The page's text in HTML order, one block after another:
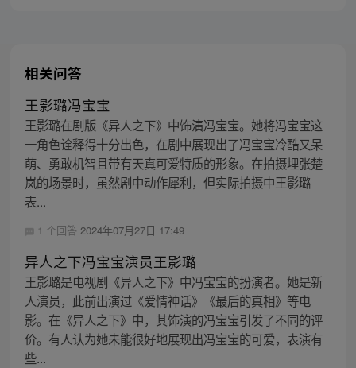
相关问答
王影璐冯宝宝
王影璐在剧版《异人之下》中饰演冯宝宝。她将冯宝宝这
一角色诠释得十分出色，在剧中展现出了冯宝宝冷酷又呆
萌、勇敢机智且带有天真可爱特质的形象。在拍摄埋张楚
岚的场景时，虽然剧中动作犀利，但实际拍摄中王影璐
表...
1 个回答 2024年07月27日 17:49
异人之下冯宝宝演员王影璐
王影璐是电视剧《异人之下》中冯宝宝的扮演者。她是新
人演员，此前出演过《爱情神话》《最后的真相》等电
影。在《异人之下》中，其饰演的冯宝宝引发了不同的评
价。有人认为她未能很好地展现出冯宝宝的可爱，表演有
些...